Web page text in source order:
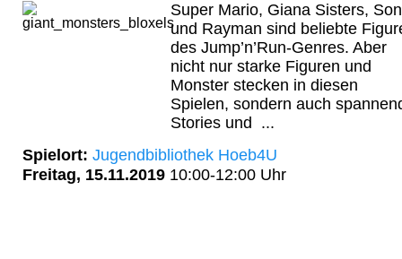
Super Mario, Giana Sisters,
und Rayman sind beliebte
des Jump’n’Run-Genres. Aber
nicht nur starke Figuren und
Monster stecken in diesen
Spielen, sondern auch
Stories und ...
Spielort: Jugendbibliothek Hoeb4U
Freitag, 15.11.2019 10:00-12:00 Uhr